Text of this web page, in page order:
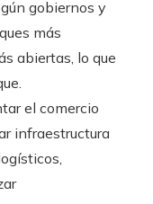
gobiernos y
más
abiertas, lo que
el comercio
infraestructura